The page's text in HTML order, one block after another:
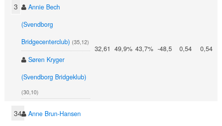
3
Annie Bech
(Svendborg
Bridgecenterclub) (35,12)
Søren Kryger
(Svendborg Bridgeklub)
(30,10)
32,61 49,9% 43,7% -48,5 0,54 0,54
34
Anne Brun-Hansen